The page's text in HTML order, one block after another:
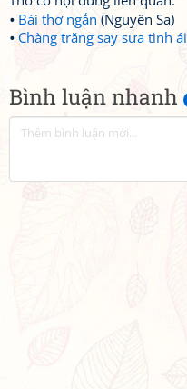
Bình luận nhanh
Bài thơ ngắn (Nguyên Sa)
Chàng trăng say sưa tình ái